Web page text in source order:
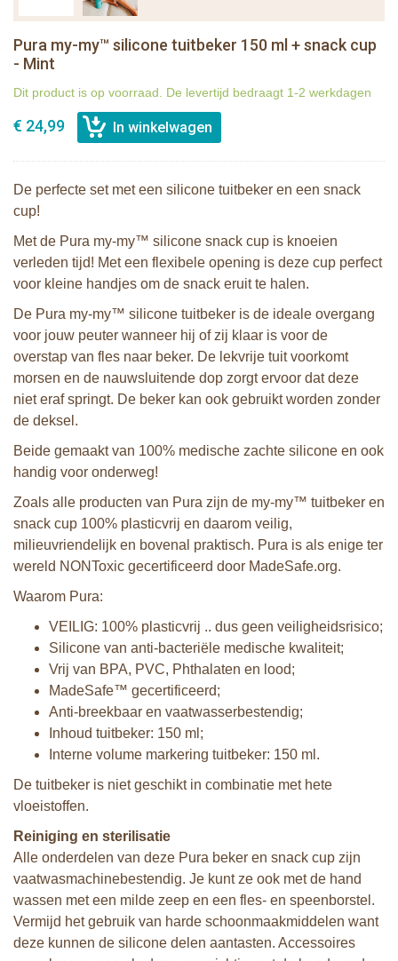
Pura my-my™ silicone tuitbeker 150 ml + snack cup
- Mint
Dit product is op voorraad. De levertijd bedraagt 1-2 werkdagen
€ 24,99
De perfecte set met een silicone tuitbeker en een snack
cup!
Met de Pura my-my™ silicone snack cup is knoeien
verleden tijd! Met een flexibele opening is deze cup perfect
voor kleine handjes om de snack eruit te halen.
De Pura my-my™ silicone tuitbeker is de ideale overgang
voor jouw peuter wanneer hij of zij klaar is voor de
overstap van fles naar beker. De lekvrije tuit voorkomt
morsen en de nauwsluitende dop zorgt ervoor dat deze
niet eraf springt. De beker kan ook gebruikt worden zonder
de deksel.
Beide gemaakt van 100% medische zachte silicone en ook
handig voor onderweg!
Zoals alle producten van Pura zijn de my-my™ tuitbeker en
snack cup 100% plasticvrij en daarom veilig,
milieuvriendelijk en bovenal praktisch. Pura is als enige ter
wereld NONToxic gecertificeerd door MadeSafe.org.
Waarom Pura:
VEILIG: 100% plasticvrij .. dus geen veiligheidsrisico;
Silicone van anti-bacteriële medische kwaliteit;
Vrij van BPA, PVC, Phthalaten en lood;
MadeSafe™ gecertificeerd;
Anti-breekbaar en vaatwasserbestendig;
Inhoud tuitbeker: 150 ml;
Interne volume markering tuitbeker: 150 ml.
De tuitbeker is niet geschikt in combinatie met hete
vloeistoffen.
Reiniging en sterilisatie
Alle onderdelen van deze Pura beker en snack cup zijn
vaatwasmachinebestendig. Je kunt ze ook met de hand
wassen met een milde zeep en een fles- en speenborstel.
Vermijd het gebruik van harde schoonmaakmiddelen want
deze kunnen de silicone delen aantasten. Accessoires